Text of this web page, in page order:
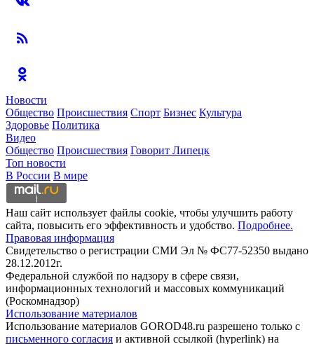
Новости
Общество Происшествия Спорт Бизнес Культура
Здоровье Политика
Видео
Общество Происшествия Говорит Липецк
Топ новости
В России В мире
Наш сайт использует файлы cookie, чтобы улучшить работу
сайта, повысить его эффективность и удобство. Подробнее.
Правовая информация
Свидетельство о регистрации СМИ Эл № ФС77-52350 выдано
28.12.2012г.
Федеральной службой по надзору в сфере связи,
информационных технологий и массовых коммуникаций
(Роскомнадзор)
Использование материалов
Использование материалов GOROD48.ru разрешено только с
письменного согласия и активной ссылкой (hyperlink) на